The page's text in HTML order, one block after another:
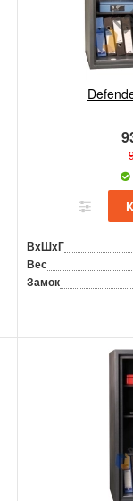
ВxШxГ
Вес
Замок